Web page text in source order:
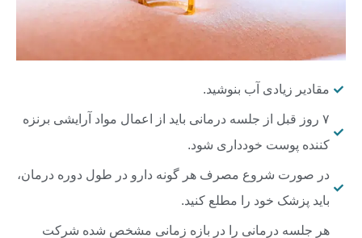
مقادیر زیادی آب بنوشید.
۷ روز قبل از جلسه درمانی باید از اعمال مواد آرایشی برنزه
کننده پوست خودداری شود.
در صورت شروع مصرف هر گونه دارو در طول دوره درمان،
باید پزشک خود را مطلع کنید.
هر جلسه درمانی را در بازه زمانی مشخص شده شرکت